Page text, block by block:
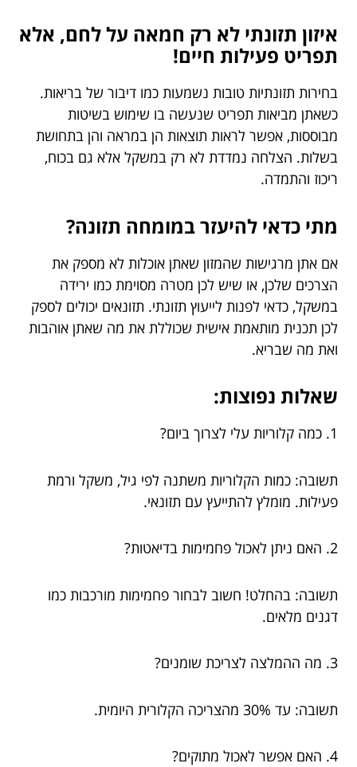
איזון תזונתי לא רק חמאה על לחם, אלא
תפריט פעילות חיים!
בחירות תזונתיות טובות נשמעות כמו דיבור של בריאות.
כשאתן מביאות תפריט שנעשה בו שימוש בשיטות
מבוססות, אפשר לראות תוצאות הן במראה והן בתחושת
בשלות. הצלחה נמדדת לא רק במשקל אלא גם בכוח,
ריכוז והתמדה.
מתי כדאי להיעזר במומחה תזונה?
אם אתן מרגישות שהמזון שאתן אוכלות לא מספק את
הצרכים שלכן, או שיש לכן מטרה מסוימת כמו ירידה
במשקל, כדאי לפנות לייעוץ תזונתי. תזונאים יכולים לספק
לכן תכנית מותאמת אישית שכוללת את מה שאתן אוהבות
ואת מה שבריא.
שאלות נפוצות:
1. כמה קלוריות עלי לצרוך ביום?
תשובה: כמות הקלוריות משתנה לפי גיל, משקל ורמת
פעילות. מומלץ להתייעץ עם תזונאי.
2. האם ניתן לאכול פחמימות בדיאטות?
תשובה: בהחלט! חשוב לבחור פחמימות מורכבות כמו
דגנים מלאים.
3. מה ההמלצה לצריכת שומנים?
תשובה: עד 30% מהצריכה הקלורית היומית.
4. האם אפשר לאכול מתוקים?